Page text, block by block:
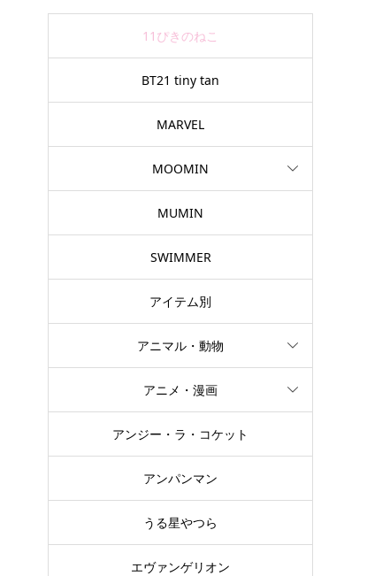
11ぴきのねこ
BT21 tiny tan
MARVEL
MOOMIN
MUMIN
SWIMMER
アイテム別
アニマル・動物
アニメ・漫画
アンジー・ラ・コケット
アンパンマン
うる星やつら
エヴァンゲリオン